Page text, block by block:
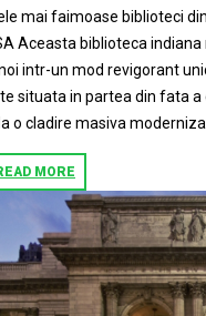
mai faimoase biblioteci
Aceasta biblioteca
intr-un mod revigorant
situata in partea din fata a
o cladire masiva
MORE